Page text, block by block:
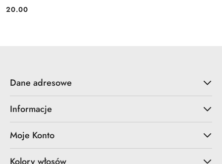
Cena:
20.00
Dane adresowe
Informacje
Moje Konto